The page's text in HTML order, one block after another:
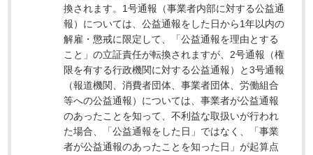
換されます。1号通報（事業者内部に対する公益通
報）については、公益通報をした日から1年以内の
解雇・懲戒に限定して、「公益通報を理由とする
こと」の立証責任が転換されますが、2号通報（権
限を有する行政機関に対する公益通報）と3号通報
（報道機関、消費者団体、事業者団体、労働組合
等への公益通報）については、事業者が公益通報
のあったことを知って、不利益な取扱いが行われ
た場合、「公益通報をした日」ではなく、「事業
者が公益通報のあったことを知った日」が起算点